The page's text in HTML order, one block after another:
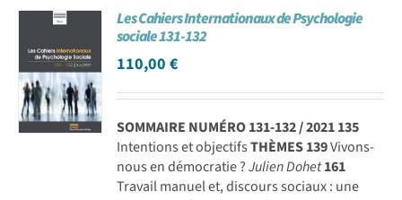
Achat en ligne
Panier WooCommerce
Les Cahiers Internationaux de Psychologie
sociale 131-132
110,00€
SOMMAIRE NUMÉRO 131-132 / 2021135
Intentions et objectifsTHÈMES139Vivons-
nous en démocratie ?Julien Dohet161
Travail manuel et, discours sociaux : une